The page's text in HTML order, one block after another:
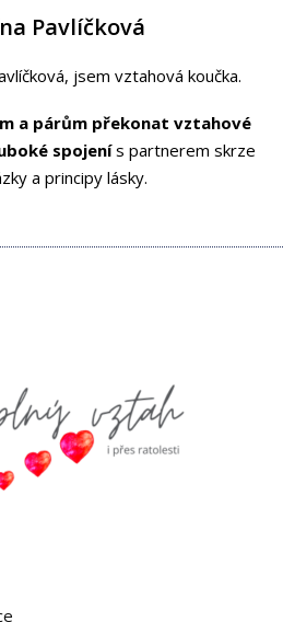
Pavlíčková
jsem vztahová koučka.
a párům překonat vztahové
spojenís partnerem skrze
a principy lásky.